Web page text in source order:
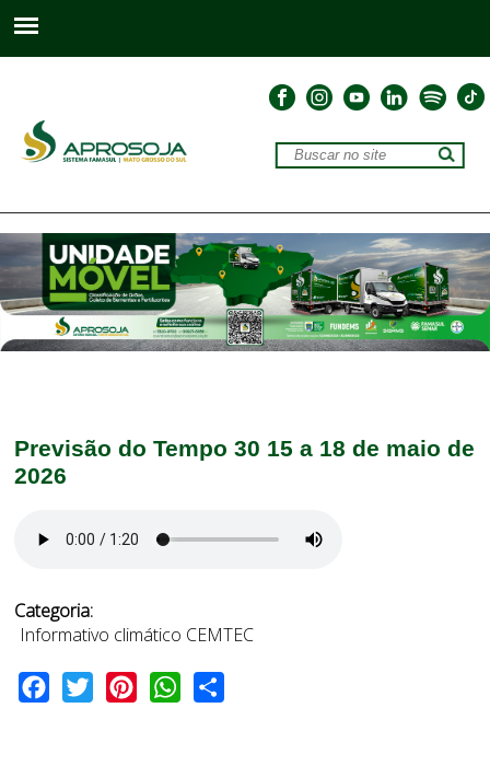
Previsão do Tempo 30 15 a 18 de maio de
2026
Categoria:
Informativo climático CEMTEC
Facebook
Twitter PinterestWhatsApp